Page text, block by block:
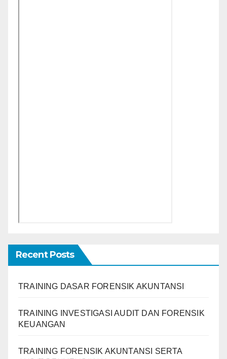
Recent Posts
TRAINING DASAR FORENSIK AKUNTANSI
TRAINING INVESTIGASI AUDIT DAN FORENSIK
KEUANGAN
TRAINING FORENSIK AKUNTANSI SERTA